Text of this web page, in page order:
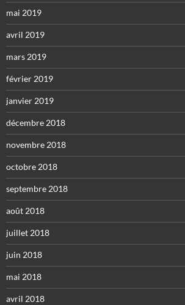
mai 2019
avril 2019
mars 2019
février 2019
janvier 2019
décembre 2018
novembre 2018
octobre 2018
septembre 2018
août 2018
juillet 2018
juin 2018
mai 2018
avril 2018